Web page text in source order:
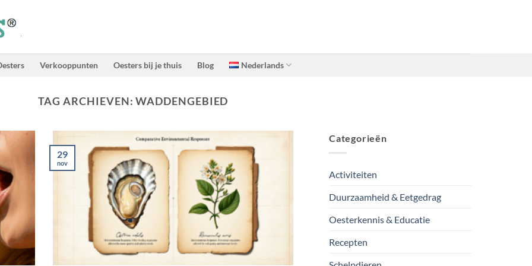
Verkooppunten Oesters bij je thuis Blog Nederlands
TAG ARCHIEVEN:WADDENGEBIED
29
nov
Categorieën
Activiteiten
Duurzaamheid & Eetgedrag
Oesterkennis & Educatie
Recepten